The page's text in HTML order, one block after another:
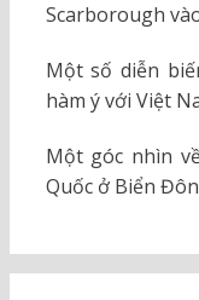
Scarborough
Một số diễn
hàm ý với Việt
Một góc nhìn
Quốc ở Biển